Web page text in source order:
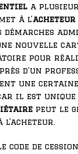
a
à l’acheteur
démarches
nouvelle
pour
d’un
une certaine
il est unique
peut le
de